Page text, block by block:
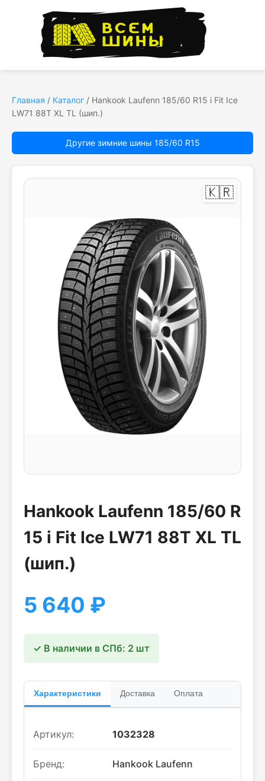
Главная / Каталог / Hankook Laufenn 185/60 R15 i Fit Ice
LW71 88T XL TL (шип.)
Другие зимние шины 185/60 R15
🇰🇷
Hankook Laufenn 185/60 R
15 i Fit Ice LW71 88T XL TL
(шип.)
5 640 ₽
✓ В наличии в СПб: 2 шт
Характеристики Доставка Оплата
Артикул: 1032328
Бренд: Hankook Laufenn